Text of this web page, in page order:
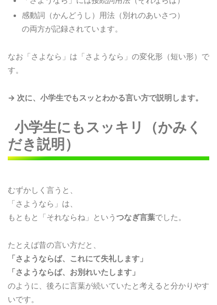
感動詞（かんどうし）用法（別れのあいさつ）
の両方が記録されています。
なお「さよなら」は「さようなら」の変化形（短い形）で
す。
→ 次に、小学生でもスッとわかる言い方で説明します。
小学生にもスッキリ（かみく
だき説明）
むずかしく言うと、
「さようなら」は、
もともと「それならね」という つなぎ言葉でした。
たとえば昔の言い方だと、
「さようならば、これにて失礼します」
「さようならば、お別れいたします」
のように、後ろに言葉が続いていたと考えると分かりやす
いです。